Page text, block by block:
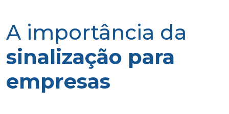
A importância da
sinalização para
empresas